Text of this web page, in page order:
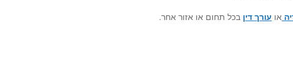
או עורך דין בכל תחום או אזור אחר.